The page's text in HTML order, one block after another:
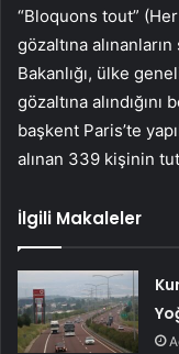
“Bloquons tout”
gözaltına
Bakanlığı, ülke
gözaltına
başkent Paris’te
alınan 339 kişinin
İlgili Makaleler